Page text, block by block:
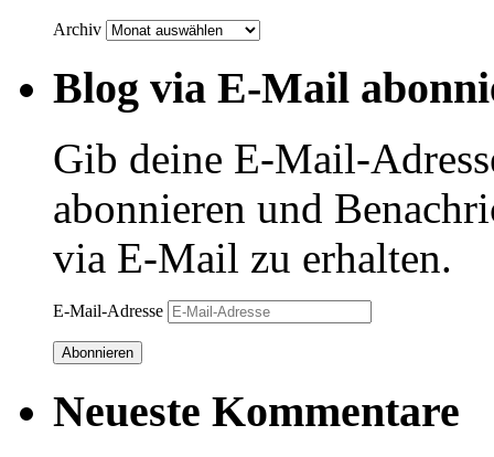
Archiv
Blog via E-Mail
Gib deine E-Mail-
abonnieren und
via E-Mail zu erhalten.
E-Mail-Adresse
Abonnieren
Neueste Kommentare